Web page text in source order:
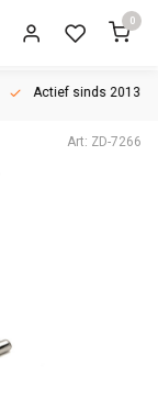
0
Actief sinds 2013
Art: ZD-7266